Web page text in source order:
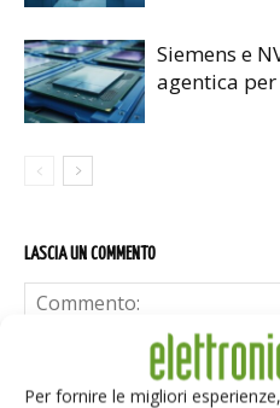
Per fornire le migliori
Siemens e
agentica per
LASCIA UN COMMENTO